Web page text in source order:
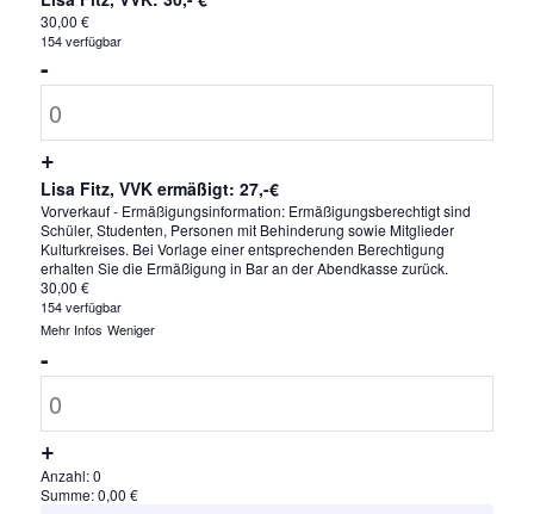
30,00 €
154verfügbar
Verringern
der
Ticketanzahl
für
Lisa
Fitz,
VVK:
30,-
€
-
Anzahl
Erhöhe
die
Ticketsanzahl
für
Lisa
Fitz,
VVK:
30,-
€
+
Lisa Fitz, VVK ermäßigt: 27,-€
Vorverkauf - Ermäßigungsinformation: Ermäßigungsberechtigt sind
Schüler, Studenten, Personen mit Behinderung sowie Mitglieder
Kulturkreises. Bei Vorlage einer entsprechenden Berechtigung
erhalten Sie die Ermäßigung in Bar an der Abendkasse zurück.
30,00 €
154verfügbar
Öffne
Ticketbeschreibung.
Mehr Infos Schließe
Weniger
Verringern
der
Ticketanzahl
für
Lisa
-
Anzahl
Erhöhe
die
+
Anzahl:0
Summe:0,00 €